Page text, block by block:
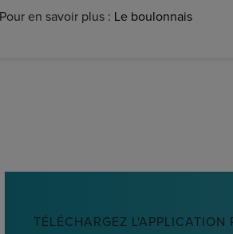
Pour en savoir plus : Le boulonnais
TÉLÉCHARGEZ L'APPLICATION